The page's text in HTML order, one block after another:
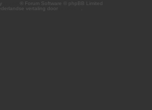
® Forum Software © phpBB Limited
vertaling door